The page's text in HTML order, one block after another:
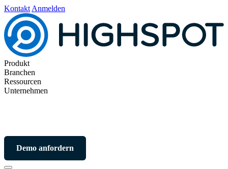
Kontakt Anmelden
Produkt
Branchen
Ressourcen
Unternehmen
Demo anfordern